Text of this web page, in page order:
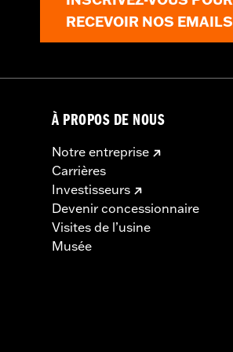
RECEVOIR NOS EMAILS
À PROPOS DE NOUS
Notre entreprise
Carrières
Investisseurs
Devenir concessionnaire
Visites de l’usine
Musée